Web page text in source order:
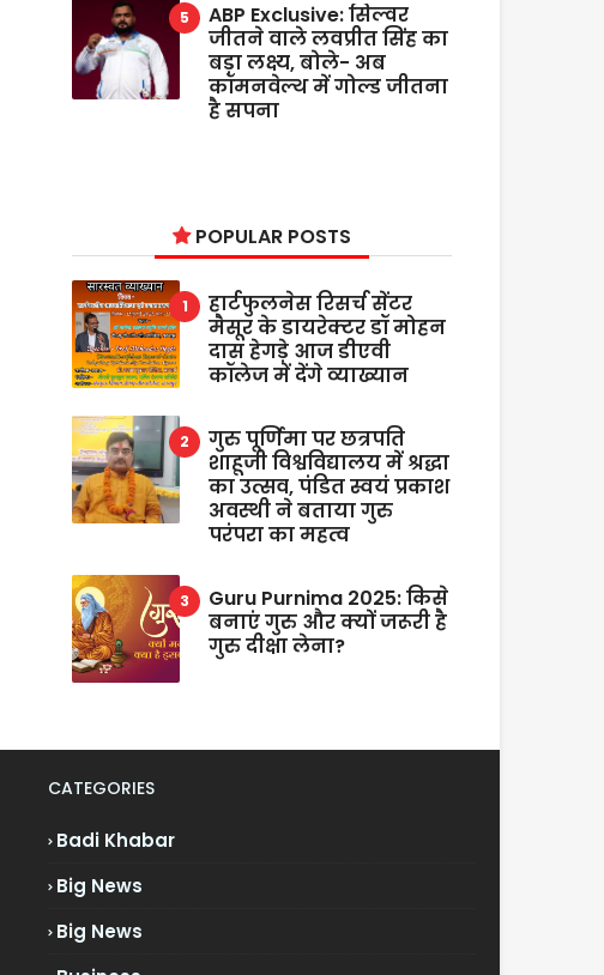
ABP Exclusive: सिल्वर
जीतने वाले लवप्रीत सिंह का
बड़ा लक्ष्य, बोले- अब
कॉमनवेल्थ में गोल्ड जीतना
है सपना
POPULAR POSTS
हार्टफुलनेस रिसर्च सेंटर
मैसूर के डायरेक्टर डॉ मोहन
दास हेगड़े आज डीएवी
कॉलेज में देंगे व्याख्यान
गुरु पूर्णिमा पर छत्रपति
शाहूजी विश्वविद्यालय में श्रद्धा
का उत्सव, पंडित स्वयं प्रकाश
अवस्थी ने बताया गुरु
परंपरा का महत्व
Guru Purnima 2025: किसे
बनाएं गुरु और क्यों जरूरी है
गुरु दीक्षा लेना?
CATEGORIES
Badi Khabar
Big News
Big News